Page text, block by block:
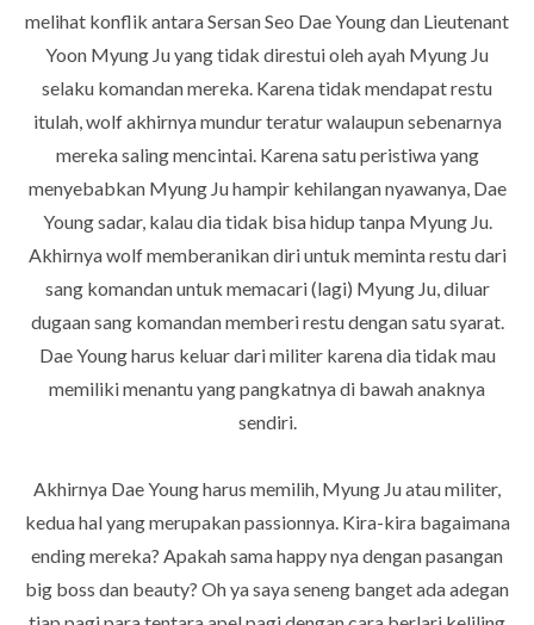
melihat konflik antara Sersan Seo Dae Young dan Lieutenant
Yoon Myung Ju yang tidak direstui oleh ayah Myung Ju
selaku komandan mereka. Karena tidak mendapat restu
itulah, wolf akhirnya mundur teratur walaupun sebenarnya
mereka saling mencintai. Karena satu peristiwa yang
menyebabkan Myung Ju hampir kehilangan nyawanya, Dae
Young sadar, kalau dia tidak bisa hidup tanpa Myung Ju.
Akhirnya wolf memberanikan diri untuk meminta restu dari
sang komandan untuk memacari (lagi) Myung Ju, diluar
dugaan sang komandan memberi restu dengan satu syarat.
Dae Young harus keluar dari militer karena dia tidak mau
memiliki menantu yang pangkatnya di bawah anaknya
sendiri.
Akhirnya Dae Young harus memilih, Myung Ju atau militer,
kedua hal yang merupakan passionnya. Kira-kira bagaimana
ending mereka? Apakah sama happy nya dengan pasangan
big boss dan beauty? Oh ya saya seneng banget ada adegan